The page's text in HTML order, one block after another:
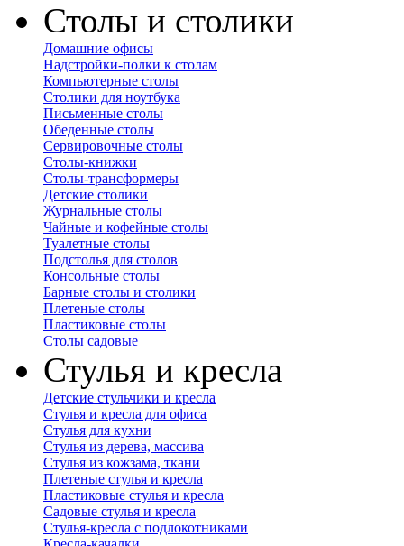
Столы и столики
Домашние офисы
Надстройки-полки к столам
Компьютерные столы
Столики для ноутбука
Письменные столы
Обеденные столы
Сервировочные столы
Столы-книжки
Столы-трансформеры
Детские столики
Журнальные столы
Чайные и кофейные столы
Туалетные столы
Подстолья для столов
Консольные столы
Барные столы и столики
Плетеные столы
Пластиковые столы
Столы садовые
Стулья и кресла
Детские стульчики и кресла
Стулья и кресла для офиса
Стулья для кухни
Стулья из дерева, массива
Стулья из кожзама, ткани
Плетеные стулья и кресла
Пластиковые стулья и кресла
Садовые стулья и кресла
Стулья-кресла с подлокотниками